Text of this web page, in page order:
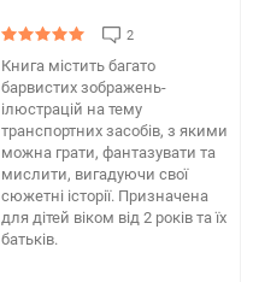
2
Книга містить багато
барвистих зображень-
ілюстрацій на тему
транспортних засобів, з якими
можна грати, фантазувати та
мислити, вигадуючи свої
сюжетні історії. Призначена
для дітей віком від 2 років та їх
батьків.